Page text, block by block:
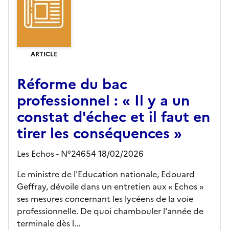
ARTICLE
Réforme du bac
professionnel : « Il y a un
constat d'échec et il faut en
tirer les conséquences »
Les Echos - N°24654 18/02/2026
Le ministre de l'Education nationale, Edouard
Geffray, dévoile dans un entretien aux « Echos »
ses mesures concernant les lycéens de la voie
professionnelle. De quoi chambouler l'année de
terminale dès l...